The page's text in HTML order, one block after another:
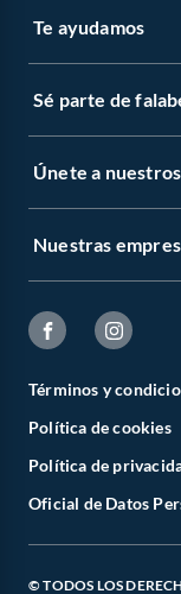
Impresoras WIFI
Impresoras A3
Impresoras Epson
Impresoras
Te ayudamos
Sé parte de
Únete a
Nuestras
Términos y
Política de cookies
Política de
Oficial de Datos
© TODOS LOS